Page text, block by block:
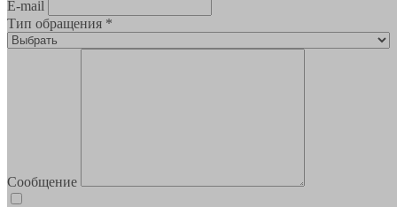
E-mail
Тип обращения *
Сообщение